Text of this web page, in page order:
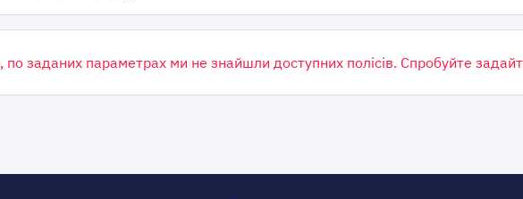
по заданих параметрах ми не знайшли доступних полісів. Спробуйте